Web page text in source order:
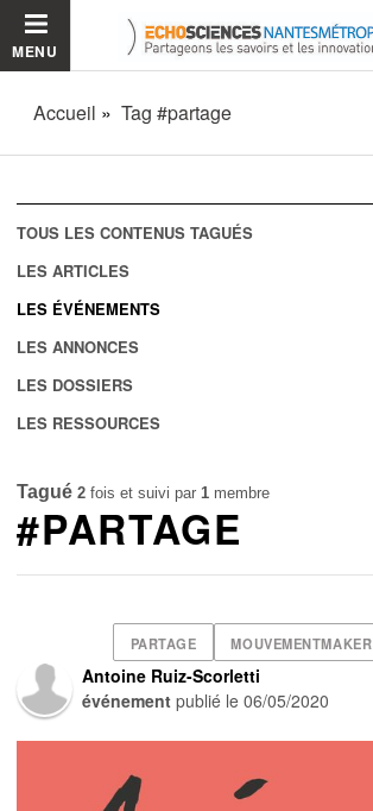
MENU
Accueil Tag #partage
TOUS LES CONTENUS TAGUÉS
LES ARTICLES
LES ÉVÉNEMENTS
LES ANNONCES
LES DOSSIERS
LES RESSOURCES
Tagué 2 fois et suivi par 1 membre
#PARTAGE
PARTAGE MOUVEMENTMAKER
Antoine Ruiz-Scorletti
événement publié le06/05/2020